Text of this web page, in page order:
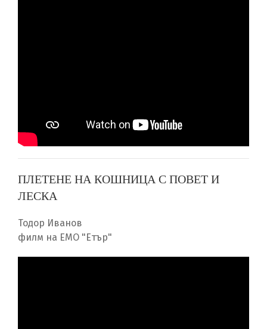
ПЛЕТЕНЕ НА КОШНИЦА С ПОВЕТ И
ЛЕСКА
Тодор Иванов
филм на ЕМО "Етър"